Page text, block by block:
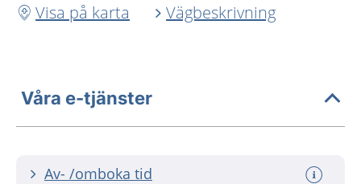
Visa på karta
Vägbeskrivning
Våra e-tjänster
Av- /omboka tid